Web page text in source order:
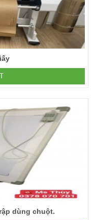
dùng chuột.